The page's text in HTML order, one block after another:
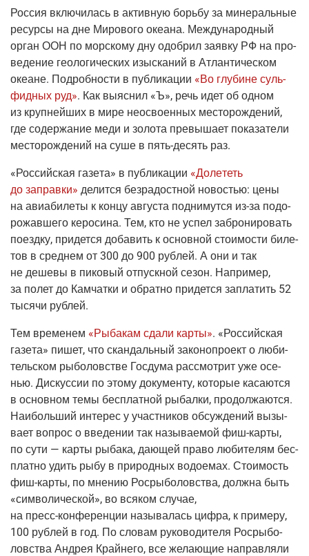
Рос­сия вклю­чи­лась в актив­ную борь­бу за мине­раль­ные
ресур­сы на дне Миро­во­го оке­а­на. Меж­ду­на­род­ный
орган ООН по мор­ско­му дну одоб­рил заяв­ку РФ на про­
ве­де­ние гео­ло­ги­че­ских изыс­ка­ний в Атлан­ти­че­ском
оке­ане. Подроб­но­сти в пуб­ли­ка­ции «Во глу­бине суль­
фид­ных руд». Как выяс­нил «Ъ», речь идет об одном
из круп­ней­ших в мире неосво­ен­ных место­рож­де­ний,
где содер­жа­ние меди и золо­та пре­вы­ша­ет пока­за­те­ли
место­рож­де­ний на суше в пять-десять раз.
«Рос­сий­ская газе­та» в пуб­ли­ка­ции «Доле­теть
до заправ­ки» делит­ся без­ра­дост­ной ново­стью: цены
на авиа­би­ле­ты к кон­цу авгу­ста под­ни­мут­ся из-за подо­
ро­жав­ше­го керо­си­на. Тем, кто не успел забро­ни­ро­вать
поезд­ку, при­дет­ся доба­вить к основ­ной сто­и­мо­сти биле­
тов в сред­нем от 300 до 900 руб­лей. А они и так
не деше­вы в пико­вый отпуск­ной сезон. Напри­мер,
за полет до Кам­чат­ки и обрат­но при­дет­ся запла­тить 52
тыся­чи рублей.
Тем вре­ме­нем «Рыба­кам сда­ли кар­ты». «Рос­сий­ская
газе­та» пишет, что скан­даль­ный зако­но­про­ект о люби­
тель­ском рыбо­лов­стве Гос­ду­ма рас­смот­рит уже осе­
нью. Дис­кус­сии по это­му доку­мен­ту, кото­рые каса­ют­ся
в основ­ном темы бес­плат­ной рыбал­ки, про­дол­жа­ют­ся.
Наи­боль­ший инте­рес у участ­ни­ков обсуж­де­ний вызы­
ва­ет вопрос о вве­де­нии так назы­ва­е­мой фиш-кар­ты,
по сути — кар­ты рыба­ка, даю­щей пра­во люби­те­лям бес­
плат­но удить рыбу в при­род­ных водо­е­мах. Сто­и­мость
фиш-кар­ты, по мне­нию Рос­ры­бо­лов­ства, долж­на быть
«сим­во­ли­че­ской», во вся­ком слу­чае,
на пресс-кон­фе­рен­ции назы­ва­лась циф­ра, к при­ме­ру,
100 руб­лей в год. По сло­вам руко­во­ди­те­ля Рос­ры­бо­
лов­ства Андрея Край­не­го, все жела­ю­щие направ­ля­ли